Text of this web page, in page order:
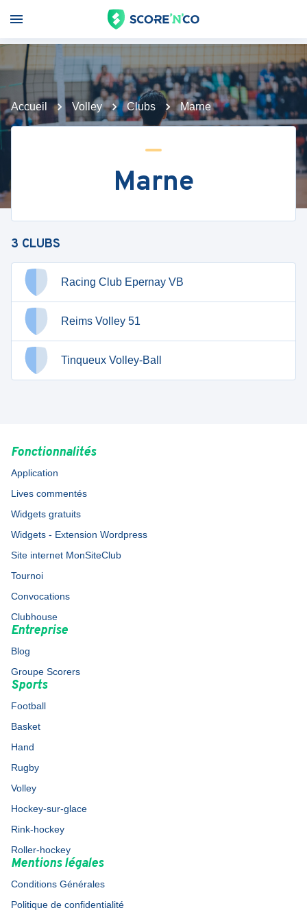
Accueil Volley Clubs Marne
Marne
3 CLUBS
Racing Club Epernay VB
Reims Volley 51
Tinqueux Volley-Ball
Fonctionnalités
Application
Lives commentés
Widgets gratuits
Widgets - Extension Wordpress
Site internet MonSiteClub
Tournoi
Convocations
Clubhouse
Entreprise
Blog
Groupe Scorers
Sports
Football
Basket
Hand
Rugby
Volley
Hockey-sur-glace
Rink-hockey
Roller-hockey
Mentions légales
Conditions Générales
Politique de confidentialité